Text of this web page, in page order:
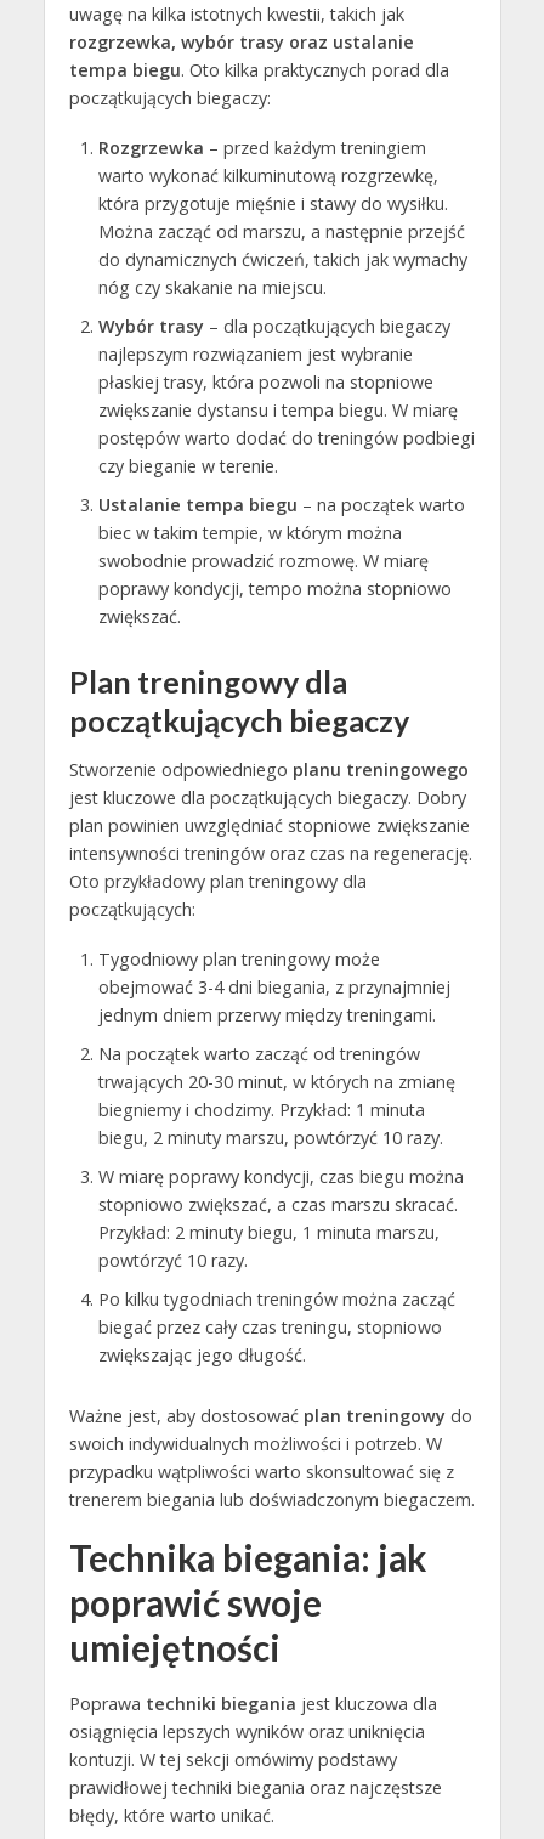
uwagę na kilka istotnych kwestii, takich jak
rozgrzewka, wybór trasy oraz ustalanie
tempa biegu. Oto kilka praktycznych porad dla
początkujących biegaczy:
Rozgrzewka – przed każdym treningiem
warto wykonać kilkuminutową rozgrzewkę,
która przygotuje mięśnie i stawy do wysiłku.
Można zacząć od marszu, a następnie przejść
do dynamicznych ćwiczeń, takich jak wymachy
nóg czy skakanie na miejscu.
Wybór trasy– dla początkujących biegaczy
najlepszym rozwiązaniem jest wybranie
płaskiej trasy, która pozwoli na stopniowe
zwiększanie dystansu i tempa biegu. W miarę
postępów warto dodać do treningów podbiegi
czy bieganie w terenie.
Ustalanie tempa biegu – na początek warto
biec w takim tempie, w którym można
swobodnie prowadzić rozmowę. W miarę
poprawy kondycji, tempo można stopniowo
zwiększać.
Plan treningowy dla
początkujących biegaczy
Stworzenie odpowiedniego planu treningowego
jest kluczowe dla początkujących biegaczy. Dobry
plan powinien uwzględniać stopniowe zwiększanie
intensywności treningów oraz czas na regenerację.
Oto przykładowy plan treningowy dla
początkujących:
Tygodniowy plan treningowy może
obejmować 3-4 dni biegania, z przynajmniej
jednym dniem przerwy między treningami.
Na początek warto zacząć od treningów
trwających 20-30 minut, w których na zmianę
biegniemy i chodzimy. Przykład: 1 minuta
biegu, 2 minuty marszu, powtórzyć 10 razy.
W miarę poprawy kondycji, czas biegu można
stopniowo zwiększać, a czas marszu skracać.
Przykład: 2 minuty biegu, 1 minuta marszu,
powtórzyć 10 razy.
Po kilku tygodniach treningów można zacząć
biegać przez cały czas treningu, stopniowo
zwiększając jego długość.
Ważne jest, aby dostosować plan treningowydo
swoich indywidualnych możliwości i potrzeb. W
przypadku wątpliwości warto skonsultować się z
trenerem biegania lub doświadczonym biegaczem.
Technika biegania: jak
poprawić swoje
umiejętności
Poprawa techniki biegania jest kluczowa dla
osiągnięcia lepszych wyników oraz uniknięcia
kontuzji. W tej sekcji omówimy podstawy
prawidłowej techniki biegania oraz najczęstsze
błędy, które warto unikać.